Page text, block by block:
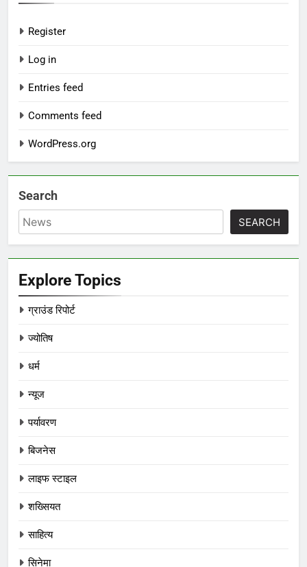
Register
Log in
Entries feed
Comments feed
WordPress.org
Search
SEARCH
Explore Topics
ग्राउंड रिपोर्ट
ज्योतिष
धर्म
न्यूज
पर्यावरण
बिजनेस
लाइफ स्टाइल
शख्सियत
साहित्य
सिनेमा